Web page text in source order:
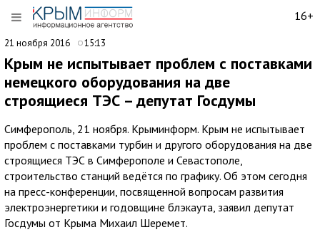
16+
21 ноября 2016 15:13
Крым не испытывает проблем с поставками
немецкого оборудования на две
строящиеся ТЭС – депутат Госдумы
Симферополь, 21 ноября. Крыминформ. Крым не испытывает
проблем с поставками турбин и другого оборудования на две
строящиеся ТЭС в Симферополе и Севастополе,
строительство станций ведётся по графику. Об этом сегодня
на пресс-конференции, посвященной вопросам развития
электроэнергетики и годовщине блэкаута, заявил депутат
Госдумы от Крыма Михаил Шеремет.